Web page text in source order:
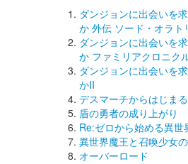
ダンジョンに出会いを
か 外伝 ソード・オラト
ダンジョンに出会いを
か ファミリアクロニク
ダンジョンに出会いを
かII
デスマーチからはじま
盾の勇者の成り上がり
Re:ゼロから始める異
異世界魔王と召喚少女
オーバーロード